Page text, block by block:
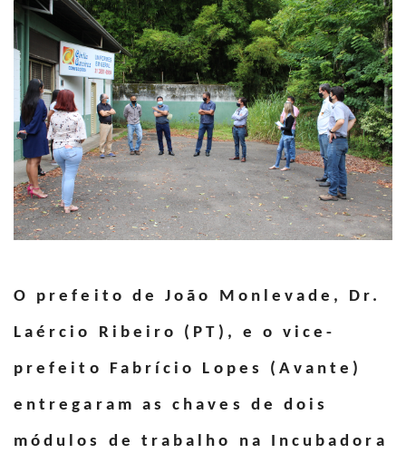
O prefeito de João Monlevade, Dr.
Laércio Ribeiro (PT), e o vice-
prefeito Fabrício Lopes (Avante)
entregaram as chaves de dois
módulos de trabalho na Incubadora